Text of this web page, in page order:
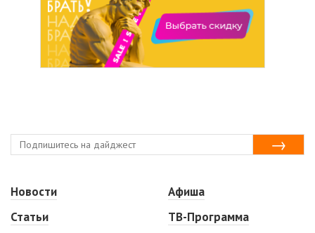
Новости
Статьи
Афиша
ТВ-Программа